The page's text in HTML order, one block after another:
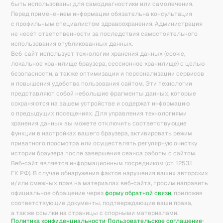
быть использованы для самодиагностики или самолечения.
Перед применением информации обязательна консультация
с профильным специалистом здравоохранения. Администрация
не несёт ответственности за последствия самостоятельного
использования опубликованных данных.
Веб-сайт использует технологии хранения данных (cookie,
локальное хранилище браузера, сессионное хранилище) с целью
безопасности, а также оптимизации и персонализации сервисов
и повышения удобства пользования сайтом. Эти технологии
представляют собой небольшие фрагменты данных, которые
сохраняются на вашем устройстве и содержат информацию
о предыдущих посещениях. Для управления технологиями
хранения данных вы можете отключить соответствующие
функции в настройках вашего браузера, активировать режим
приватного просмотра или осуществлять регулярную очистку
истории браузера после завершения сеанса работы с сайтом.
Веб-сайт является информационным посредником (ст. 1253.1
ГК РФ). В случае обнаружения фактов нарушения ваших авторских
и/или смежных прав на материалах веб-сайта, просим направить
официальное обращение через форму обратной связи, приложив
соответствующие документы, подтверждающие ваши права,
а также ссылки на страницы с спорными материалами.
Политика конфиденциальности Пользовательское соглашение